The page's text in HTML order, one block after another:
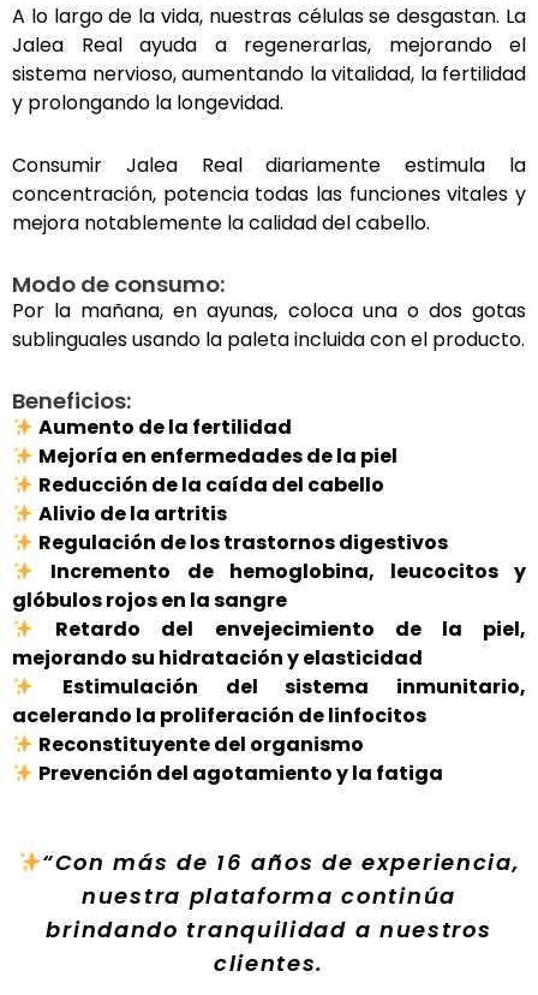
A lo largo de la vida, nuestras células se desgastan. La
Jalea Real ayuda a regenerarlas, mejorando el
sistema nervioso, aumentando la vitalidad, la fertilidad
y prolongando la longevidad.
Consumir Jalea Real diariamente estimula la
concentración, potencia todas las funciones vitales y
mejora notablemente la calidad del cabello.
Modo de consumo:
Por la mañana, en ayunas, coloca una o dos gotas
sublinguales usando la paleta incluida con el producto.
Beneficios:
Aumento de la fertilidad
Mejoría en enfermedades de la piel
Reducción de la caída del cabello
Alivio de la artritis
Regulación de los trastornos digestivos
Incremento de hemoglobina, leucocitos y
glóbulos rojos en la sangre
Retardo del envejecimiento de la piel,
mejorando su hidratación y elasticidad
Estimulación del sistema inmunitario,
acelerando la proliferación de linfocitos
Reconstituyente del organismo
Prevención del agotamiento y la fatiga
“Con más de 16 años de experiencia,
nuestra plataforma continúa
brindando tranquilidad a nuestros
clientes.